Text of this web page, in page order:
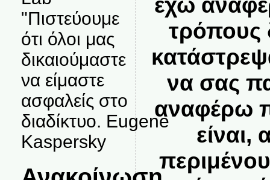
"Πιστεύουμε
ότι όλοι μας
δικαιούμαστε
να είμαστε
ασφαλείς στο
διαδίκτυο. Eugene
Kaspersky
τρόπους
να σας
αναφέρω
είναι,